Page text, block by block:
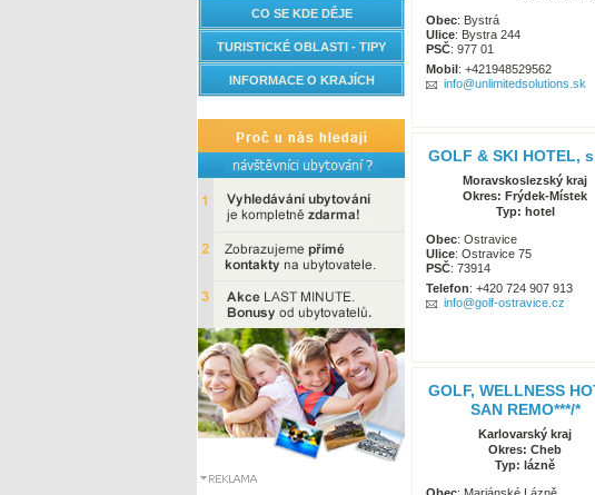
CO SE KDE DĚJE
TURISTICKÉ OBLASTI - TIPY
INFORMACE O KRAJÍCH
Obec: Bystrá
Ulice: Bystra 244
PSČ: 977 01
Mobil: +421948529562
info@unlimitedsolutions.sk
GOLF & SKI HOTEL,
Moravskoslezský kraj
Okres: Frýdek-Místek
Typ: hotel
Obec: Ostravice
Ulice: Ostravice 75
PSČ: 73914
Telefon: +420 724 907 913
info@golf-ostravice.cz
GOLF, WELLNESS
SAN REMO***/*
Karlovarský kraj
Okres: Cheb
Typ: lázně